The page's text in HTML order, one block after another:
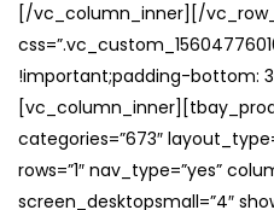
[/vc_column_inner][/
!important;padding-bottom:
categories=”673″
rows=”1″ nav_type=”yes”
screen_desktopsmall=”4″